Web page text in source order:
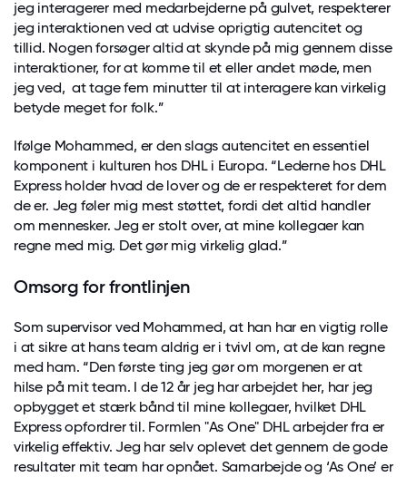
jeg interagerer med medarbejderne på gulvet, respekterer
jeg interaktionen ved at udvise oprigtig autencitet og
tillid. Nogen forsøger altid at skynde på mig gennem disse
interaktioner, for at komme til et eller andet møde, men
jeg ved, at tage fem minutter til at interagere kan virkelig
betyde meget for folk.”
Ifølge Mohammed, er den slags autencitet en essentiel
komponent i kulturen hos DHL i Europa. “Lederne hos DHL
Express holder hvad de lover og de er respekteret for dem
de er. Jeg føler mig mest støttet, fordi det altid handler
om mennesker. Jeg er stolt over, at mine kollegaer kan
regne med mig. Det gør mig virkelig glad.”
Omsorg for frontlinjen
Som supervisor ved Mohammed, at han har en vigtig rolle
i at sikre at hans team aldrig er i tvivl om, at de kan regne
med ham. “Den første ting jeg gør om morgenen er at
hilse på mit team. I de 12 år jeg har arbejdet her, har jeg
opbygget et stærk bånd til mine kollegaer, hvilket DHL
Express opfordrer til. Formlen "As One" DHL arbejder fra er
virkelig effektiv. Jeg har selv oplevet det gennem de gode
resultater mit team har opnået. Samarbejde og ‘As One’ er